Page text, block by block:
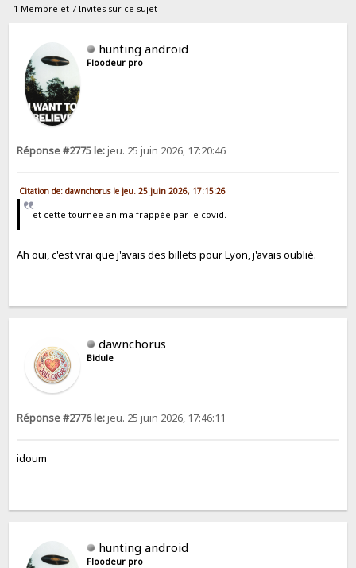
1 Membre et 7 Invités sur ce sujet
hunting android
Floodeur pro
Réponse #2775 le:jeu. 25 juin 2026, 17:20:46
Citation de: dawnchorus le jeu. 25 juin 2026, 17:15:26
et cette tournée anima frappée par le covid.
Ah oui, c'est vrai que j'avais des billets pour Lyon, j'avais oublié.
dawnchorus
Bidule
Réponse #2776 le:jeu. 25 juin 2026, 17:46:11
idoum
hunting android
Floodeur pro